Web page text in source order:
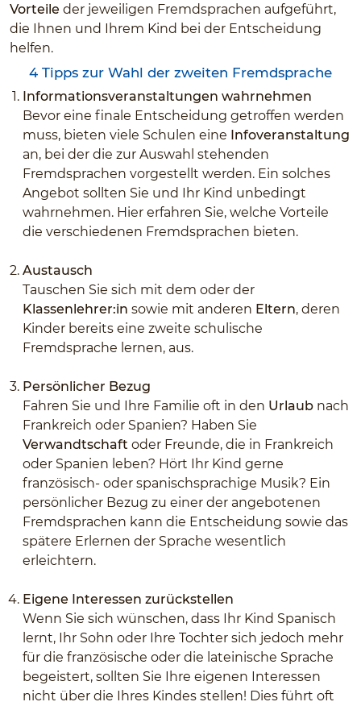
Vorteile der jeweiligen Fremdsprachen aufgeführt,
die Ihnen und Ihrem Kind bei der Entscheidung
helfen.
4 Tipps zur Wahl der zweiten Fremdsprache
Informationsveranstaltungen wahrnehmen
Bevor eine finale Entscheidung getroffen werden
muss, bieten viele Schulen eine Infoveranstaltung
an, bei der die zur Auswahl stehenden
Fremdsprachen vorgestellt werden. Ein solches
Angebot sollten Sie und Ihr Kind unbedingt
wahrnehmen. Hier erfahren Sie, welche Vorteile
die verschiedenen Fremdsprachen bieten.
Austausch
Tauschen Sie sich mit dem oder der
Klassenlehrer:in sowie mit anderen Eltern, deren
Kinder bereits eine zweite schulische
Fremdsprache lernen, aus.
Persönlicher Bezug
Fahren Sie und Ihre Familie oft in den Urlaub nach
Frankreich oder Spanien? Haben Sie
Verwandtschaft oder Freunde, die in Frankreich
oder Spanien leben? Hört Ihr Kind gerne
französisch- oder spanischsprachige Musik? Ein
persönlicher Bezug zu einer der angebotenen
Fremdsprachen kann die Entscheidung sowie das
spätere Erlernen der Sprache wesentlich
erleichtern.
Eigene Interessen zurückstellen
Wenn Sie sich wünschen, dass Ihr Kind Spanisch
lernt, Ihr Sohn oder Ihre Tochter sich jedoch mehr
für die französische oder die lateinische Sprache
begeistert, sollten Sie Ihre eigenen Interessen
nicht über die Ihres Kindes stellen! Dies führt oft